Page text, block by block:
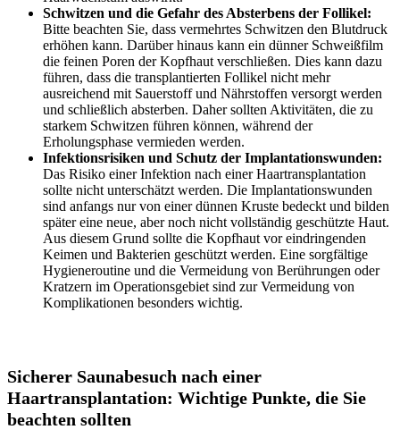
Schwitzen und die Gefahr des Absterbens der Follikel:
Bitte beachten Sie, dass vermehrtes Schwitzen den Blutdruck
erhöhen kann. Darüber hinaus kann ein dünner Schweißfilm
die feinen Poren der Kopfhaut verschließen. Dies kann dazu
führen, dass die transplantierten Follikel nicht mehr
ausreichend mit Sauerstoff und Nährstoffen versorgt werden
und schließlich absterben. Daher sollten Aktivitäten, die zu
starkem Schwitzen führen können, während der
Erholungsphase vermieden werden.
Infektionsrisiken und Schutz der Implantationswunden:
Das Risiko einer Infektion nach einer Haartransplantation
sollte nicht unterschätzt werden. Die Implantationswunden
sind anfangs nur von einer dünnen Kruste bedeckt und bilden
später eine neue, aber noch nicht vollständig geschützte Haut.
Aus diesem Grund sollte die Kopfhaut vor eindringenden
Keimen und Bakterien geschützt werden. Eine sorgfältige
Hygieneroutine und die Vermeidung von Berührungen oder
Kratzern im Operationsgebiet sind zur Vermeidung von
Komplikationen besonders wichtig.
Sicherer Saunabesuch nach einer
Haartransplantation: Wichtige Punkte, die Sie
beachten sollten